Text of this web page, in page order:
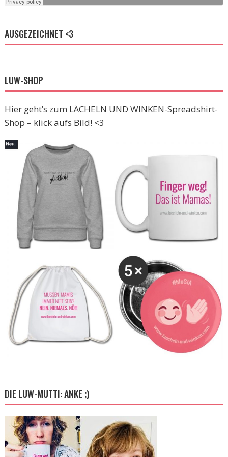
AUSGEZEICHNET <3
LUW-SHOP
Hier geht’s zum LÄCHELN UND WINKEN-Spreadshirt-
Shop – klick aufs Bild! <3
DIE LUW-MUTTI: ANKE ;)